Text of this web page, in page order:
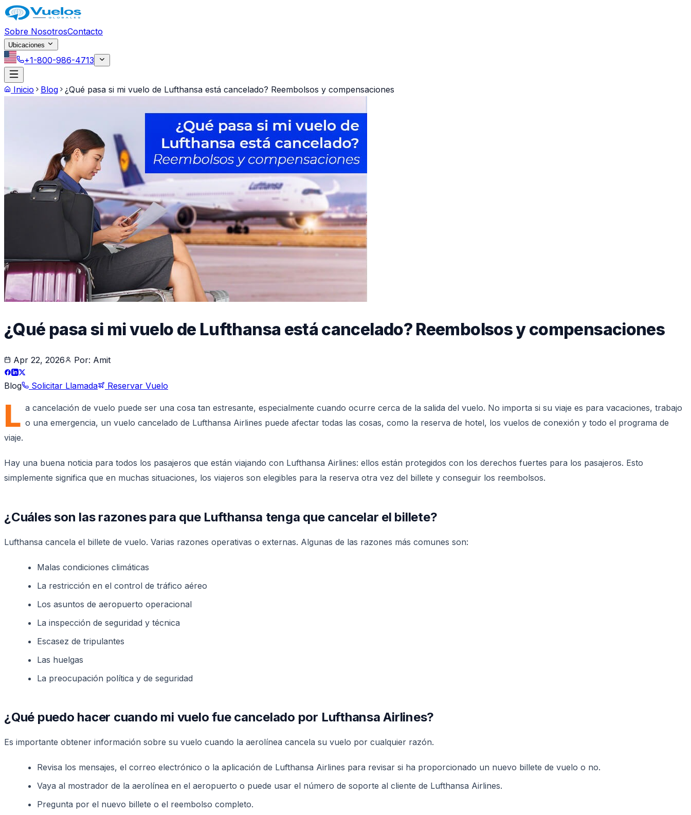
Saltar al contenido principal
Sobre NosotrosContacto
Ubicaciones
+1-800-986-4713
Inicio Blog ¿Qué pasa si mi vuelo de Lufthansa está cancelado? Reembolsos y compensaciones
¿Qué pasa si mi vuelo de Lufthansa está cancelado? Reembolsos y compensaciones
Apr 22, 2026 Por: Amit
Blog Solicitar Llamada Reservar Vuelo
L a cancelación de vuelo puede ser una cosa tan estresante, especialmente cuando ocurre cerca de la salida del vuelo. No importa si su viaje es para vacaciones, trabajo
o una emergencia, un vuelo cancelado de Lufthansa Airlines puede afectar todas las cosas, como la reserva de hotel, los vuelos de conexión y todo el programa de
viaje.
Hay una buena noticia para todos los pasajeros que están viajando con Lufthansa Airlines: ellos están protegidos con los derechos fuertes para los pasajeros. Esto
simplemente significa que en muchas situaciones, los viajeros son elegibles para la reserva otra vez del billete y conseguir los reembolsos.
¿Cuáles son las razones para que Lufthansa tenga que cancelar el billete?
Lufthansa cancela el billete de vuelo. Varias razones operativas o externas. Algunas de las razones más comunes son:
Malas condiciones climáticas
La restricción en el control de tráfico aéreo
Los asuntos de aeropuerto operacional
La inspección de seguridad y técnica
Escasez de tripulantes
Las huelgas
La preocupación política y de seguridad
¿Qué puedo hacer cuando mi vuelo fue cancelado por Lufthansa Airlines?
Es importante obtener información sobre su vuelo cuando la aerolínea cancela su vuelo por cualquier razón.
Revisa los mensajes, el correo electrónico o la aplicación de Lufthansa Airlines para revisar si ha proporcionado un nuevo billete de vuelo o no.
Vaya al mostrador de la aerolínea en el aeropuerto o puede usar el número de soporte al cliente de Lufthansa Airlines.
Pregunta por el nuevo billete o el reembolso completo.